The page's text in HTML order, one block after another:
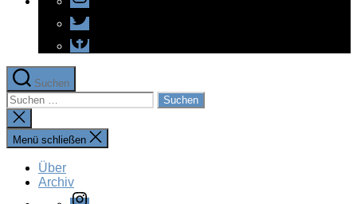
Twitter
Facebook
Suchen
Suchen
nach:
Suche
schließen
Menü schließen
Über
Archiv
Instagram